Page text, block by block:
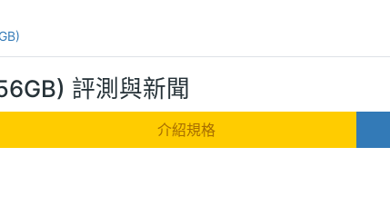
評測與新聞
介紹規格